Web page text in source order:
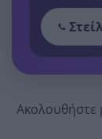
Ακολουθήστε